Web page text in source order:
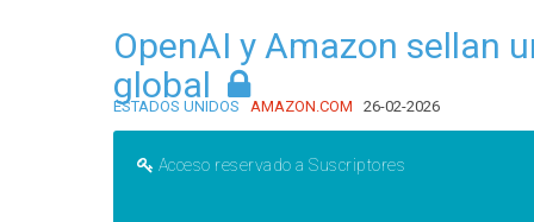
OpenAI y Amazon sellan
global
ESTADOS UNIDOS AMAZON.COM 26-02-2026
Acceso reservado a Suscriptores